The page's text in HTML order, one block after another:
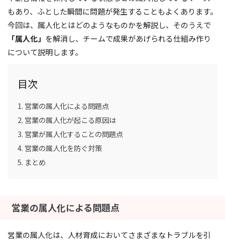
もあり、ふとした瞬間に問題が発生することもよくあります。
今回は、属人化とはどのようなものかを解説し、そのうえで
「属人化」 を解消し、チームで成果があげられる仕組み作り
について説明します。
目次
営業の属人化による問題点
営業の属人化が起こる原因は
営業が属人化することの問題点
営業の属人化を防ぐ対策
まとめ
営業の属人化による問題点
営業の属人化は、人材育成においてさまざまなトラブルを引